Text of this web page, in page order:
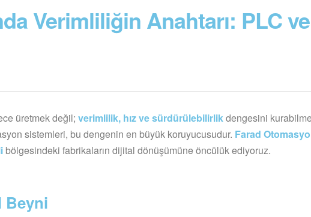
Verimliliğin Anahtarı: PLC ve
üretmek değil; verimlilik, hız ve sürdürülebilirlikdengesini
sistemleri, bu dengenin en büyük koruyucusudur. Farad
bölgesindeki fabrikaların dijital dönüşümüne öncülük ediyoruz.
Beyni